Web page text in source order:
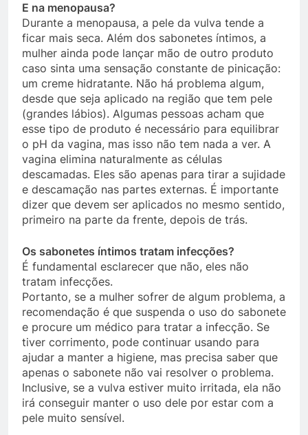
E na menopausa?
Durante a menopausa, a pele da vulva tende a
ficar mais seca. Além dos sabonetes íntimos, a
mulher ainda pode lançar mão de outro produto
caso sinta uma sensação constante de pinicação:
um creme hidratante. Não há problema algum,
desde que seja aplicado na região que tem pele
(grandes lábios). Algumas pessoas acham que
esse tipo de produto é necessário para equilibrar
o pH da vagina, mas isso não tem nada a ver. A
vagina elimina naturalmente as células
descamadas. Eles são apenas para tirar a sujidade
e descamação nas partes externas. É importante
dizer que devem ser aplicados no mesmo sentido,
primeiro na parte da frente, depois de trás.
Os sabonetes íntimos tratam infecções?
É fundamental esclarecer que não, eles não
tratam infecções.
Portanto, se a mulher sofrer de algum problema, a
recomendação é que suspenda o uso do sabonete
e procure um médico para tratar a infecção. Se
tiver corrimento, pode continuar usando para
ajudar a manter a higiene, mas precisa saber que
apenas o sabonete não vai resolver o problema.
Inclusive, se a vulva estiver muito irritada, ela não
irá conseguir manter o uso dele por estar com a
pele muito sensível.